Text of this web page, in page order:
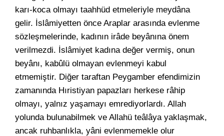
karı-koca olmayı taahhüd etmeleriyle meydâna
gelir. İslâmiyetten önce Araplar arasında evlenme
sözleşmelerinde, kadının irâde beyânına önem
verilmezdi. İslâmiyet kadına değer vermiş, onun
beyânı, kabûlü olmayan evlenmeyi kabul
etmemiştir. Diğer taraftan Peygamber efendimizin
zamanında Hıristiyan papazları herkese râhip
olmayı, yalnız yaşamayı emrediyorlardı. Allah
yolunda bulunabilmek ve Allahü teâlâya yaklaşmak,
ancak ruhbanlıkla, yâni evlenmemekle olur